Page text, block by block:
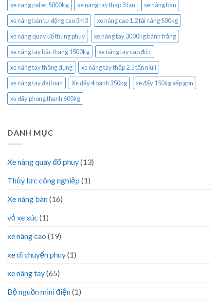
xe nang pallet 5000kg
xe nang tay thap 3 tan
xe nâng bàn
xe nâng bán tự động cao 3m3
xe nâng cao 1.2 tải nâng 500kg
xe nâng quay đổ thùng phuy
xe nâng tay 3000kg bánh trắng
xe nâng tay bậc thang 1500kg
xe nâng tay cao đức
xe nâng tay thông dụng
xe nâng tay thấp 2.5 tấn niuli
xe nâng tay đài loan
Xe đẩy 4 bánh 350kg
xe đẩy 150kg xếp gọn
xe đẩy phong thạnh 600kg
DANH MỤC
Xe nâng quay đổ phuy(13)
Thủy lực công nghiệp (1)
Xe nâng bàn(16)
vỏ xe xúc (1)
xe nâng cao (19)
xe di chuyển phuy(1)
xe nâng tay(65)
Bộ nguồn mini điện(1)